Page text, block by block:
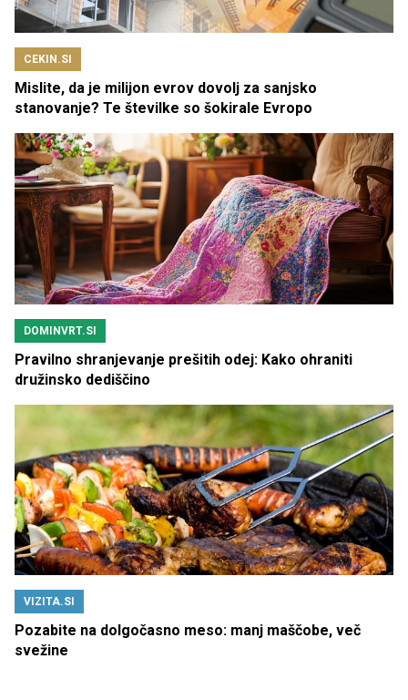
CEKIN.SI
Mislite, da je milijon evrov dovolj za sanjsko
stanovanje? Te številke so šokirale Evropo
DOMINVRT.SI
Pravilno shranjevanje prešitih odej: Kako ohraniti
družinsko dediščino
VIZITA.SI
Pozabite na dolgočasno meso: manj maščobe, več
svežine